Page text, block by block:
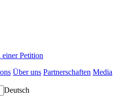
Petition
Über uns Partnerschaften Media
Deutsch